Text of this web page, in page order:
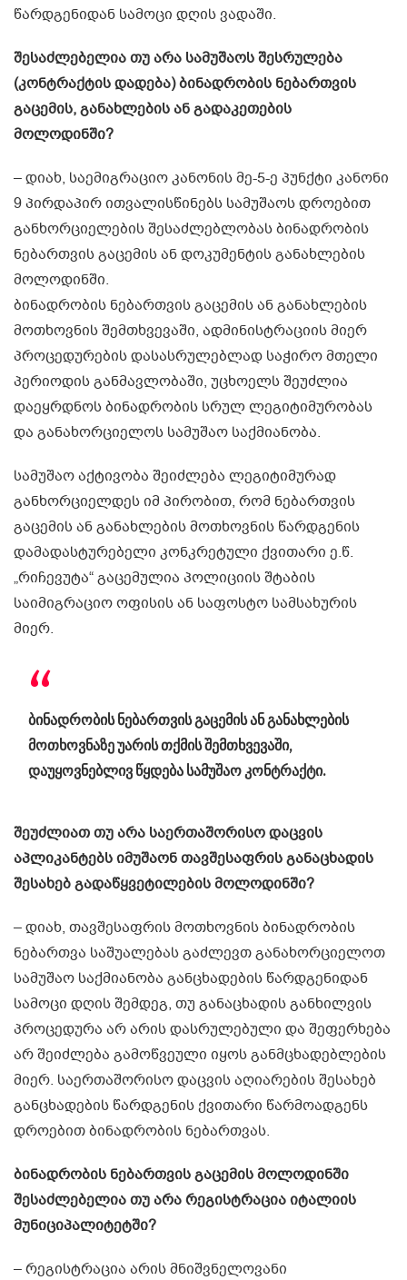
წარდგენიდან სამოცი დღის ვადაში.
შესაძლებელია თუ არა სამუშაოს შესრულება
(კონტრაქტის დადება) ბინადრობის ნებართვის
გაცემის, განახლების ან გადაკეთების
მოლოდინში?
– დიახ, საემიგრაციო კანონის მე-5-ე პუნქტი კანონი
9 პირდაპირ ითვალისწინებს სამუშაოს დროებით
განხორციელების შესაძლებლობას ბინადრობის
ნებართვის გაცემის ან დოკუმენტის განახლების
მოლოდინში.
ბინადრობის ნებართვის გაცემის ან განახლების
მოთხოვნის შემთხვევაში, ადმინისტრაციის მიერ
პროცედურების დასასრულებლად საჭირო მთელი
პერიოდის განმავლობაში, უცხოელს შეუძლია
დაეყრდნოს ბინადრობის სრულ ლეგიტიმურობას
და განახორციელოს სამუშაო საქმიანობა.
სამუშაო აქტივობა შეიძლება ლეგიტიმურად
განხორციელდეს იმ პირობით, რომ ნებართვის
გაცემის ან განახლების მოთხოვნის წარდგენის
დამადასტურებელი კონკრეტული ქვითარი ე.წ.
„რიჩევუტა“ გაცემულია პოლიციის შტაბის
საიმიგრაციო ოფისის ან საფოსტო სამსახურის
მიერ.
ბინადრობის ნებართვის გაცემის ან განახლების
მოთხოვნაზე უარის თქმის შემთხვევაში,
დაუყოვნებლივ წყდება სამუშაო კონტრაქტი.
შეუძლიათ თუ არა საერთაშორისო დაცვის
აპლიკანტებს იმუშაონ თავშესაფრის განაცხადის
შესახებ გადაწყვეტილების მოლოდინში?
– დიახ, თავშესაფრის მოთხოვნის ბინადრობის
ნებართვა საშუალებას გაძლევთ განახორციელოთ
სამუშაო საქმიანობა განცხადების წარდგენიდან
სამოცი დღის შემდეგ, თუ განაცხადის განხილვის
პროცედურა არ არის დასრულებული და შეფერხება
არ შეიძლება გამოწვეული იყოს განმცხადებლების
მიერ. საერთაშორისო დაცვის აღიარების შესახებ
განცხადების წარდგენის ქვითარი წარმოადგენს
დროებით ბინადრობის ნებართვას.
ბინადრობის ნებართვის გაცემის მოლოდინში
შესაძლებელია თუ არა რეგისტრაცია იტალიის
მუნიციპალიტეტში?
– რეგისტრაცია არის მნიშვნელოვანი